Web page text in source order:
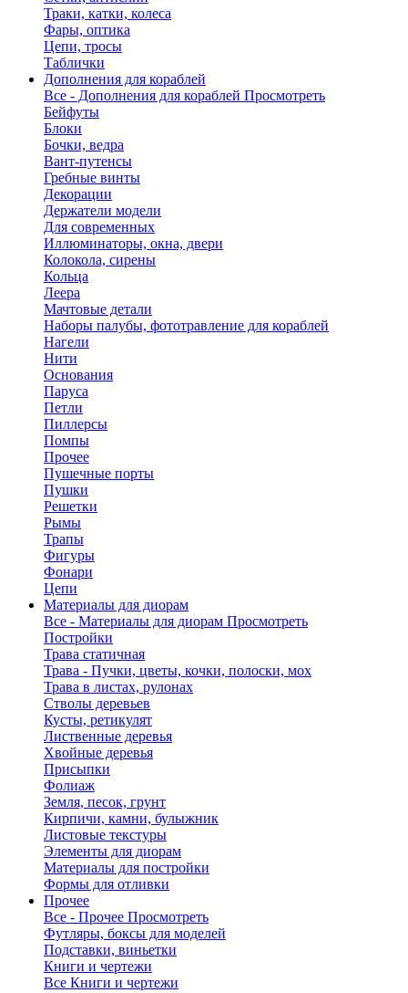
Траки, катки, колеса
Фары, оптика
Цепи, тросы
Таблички
Дополнения для кораблей
Все - Дополнения для кораблей Просмотреть
Бейфуты
Блоки
Бочки, ведра
Вант-путенсы
Гребные винты
Декорации
Держатели модели
Для современных
Иллюминаторы, окна, двери
Колокола, сирены
Кольца
Леера
Мачтовые детали
Наборы палубы, фототравление для кораблей
Нагели
Нити
Основания
Паруса
Петли
Пиллерсы
Помпы
Прочее
Пушечные порты
Пушки
Решетки
Рымы
Трапы
Фигуры
Фонари
Цепи
Материалы для диорам
Все - Материалы для диорам Просмотреть
Постройки
Трава статичная
Трава - Пучки, цветы, кочки, полоски, мох
Трава в листах, рулонах
Стволы деревьев
Кусты, ретикулят
Лиственные деревья
Хвойные деревья
Присыпки
Фолиаж
Земля, песок, грунт
Кирпичи, камни, булыжник
Листовые текстуры
Элементы для диорам
Материалы для постройки
Формы для отливки
Прочее
Все - Прочее Просмотреть
Футляры, боксы для моделей
Подставки, виньетки
Книги и чертежи
Все Книги и чертежи